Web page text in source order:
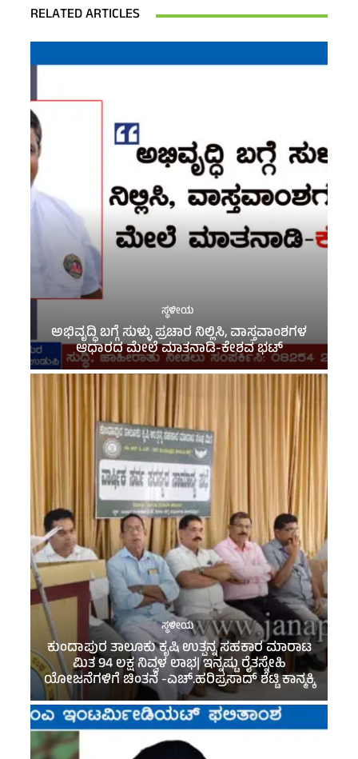
RELATED ARTICLES
ಸ್ಥಳೀಯ
ಅಭಿವೃದ್ಧಿ ಬಗ್ಗೆ ಸುಳ್ಳು ಪ್ರಚಾರ ನಿಲ್ಲಿಸಿ, ವಾಸ್ತವಾಂಶಗಳ
ಆಧಾರದ ಮೇಲೆ ಮಾತನಾಡಿ-ಕೇಶವ ಭಟ್
ಸ್ಥಳೀಯ
ಕುಂದಾಪುರ ತಾಲೂಕು ಕೃಷಿ ಉತ್ಪನ್ನ ಸಹಕಾರ ಮಾರಾಟ
ಮಿತ 94 ಲಕ್ಷ ನಿವ್ವಳ ಲಾಭ| ಇನ್ನಷ್ಟು ರೈತಸ್ನೇಹಿ
ಯೋಜನೆಗಳಿಗೆ ಚಿಂತನೆ -ಎಚ್.ಹರಿಪ್ರಸಾದ್ ಶೆಟ್ಟಿ ಕಾನ್ಮಕ್ಕಿ